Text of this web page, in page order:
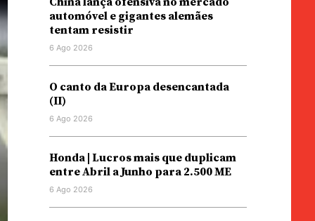
automóvel e gigantes alemães
tentam resistir
6 Ago 2026
O canto da Europa desencantada
(II)
6 Ago 2026
Honda | Lucros mais que duplicam
entre Abril a Junho para 2.500 ME
6 Ago 2026